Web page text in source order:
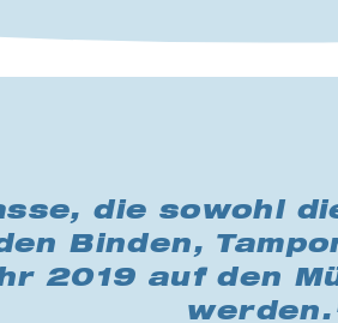
die sowohl
Binden,
2019 auf den